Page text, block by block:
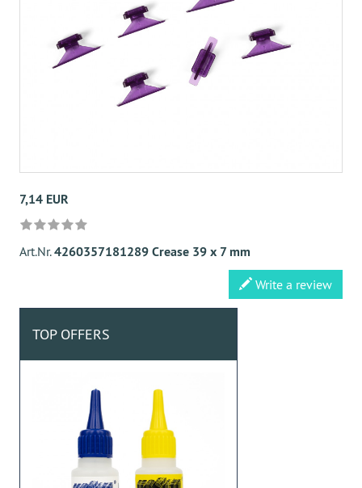
7,14 EUR
Art.Nr.4260357181289 Crease 39 x 7 mm
Write a review
TOP OFFERS